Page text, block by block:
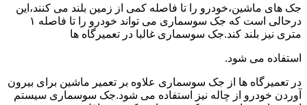
جک های ماشین،خودرو را تا فاصله کمی از زمین بلند می کنند،این
درحالی است که جک سوسماری می تواند خودرو را تا فاصله ۱
متری نیز بلند کند.جک سوسماری غالبا در تعمیرگاه ها
استفاده می شود.
در تعمیرگاه ها از جک سوسماری علاوه بر تعمیر ماشین برای بیرون
آوردن خودرو از چاله نیز استفاده می شود.جک سوسماری سیستم